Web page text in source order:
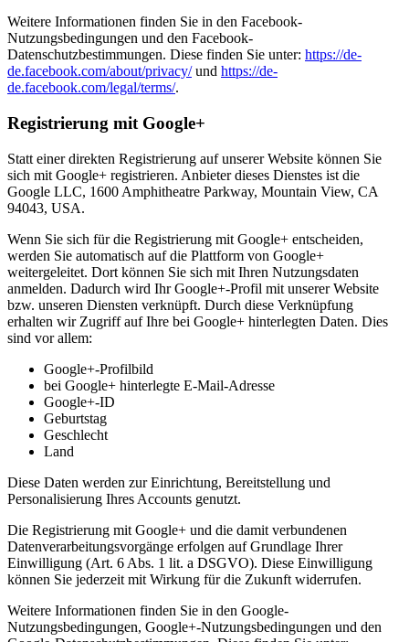
Weitere Informationen finden Sie in den Facebook-
Nutzungsbedingungen und den Facebook-
Datenschutzbestimmungen. Diese finden Sie unter: https://de-
de.facebook.com/about/privacy/und https://de-
de.facebook.com/legal/terms/.
Registrierung mit Google+
Statt einer direkten Registrierung auf unserer Website können Sie
sich mit Google+ registrieren. Anbieter dieses Dienstes ist die
Google LLC, 1600 Amphitheatre Parkway, Mountain View, CA
94043, USA.
Wenn Sie sich für die Registrierung mit Google+ entscheiden,
werden Sie automatisch auf die Plattform von Google+
weitergeleitet. Dort können Sie sich mit Ihren Nutzungsdaten
anmelden. Dadurch wird Ihr Google+-Profil mit unserer Website
bzw. unseren Diensten verknüpft. Durch diese Verknüpfung
erhalten wir Zugriff auf Ihre bei Google+ hinterlegten Daten. Dies
sind vor allem:
Google+-Profilbild
bei Google+ hinterlegte E-Mail-Adresse
Google+-ID
Geburtstag
Geschlecht
Land
Diese Daten werden zur Einrichtung, Bereitstellung und
Personalisierung Ihres Accounts genutzt.
Die Registrierung mit Google+ und die damit verbundenen
Datenverarbeitungsvorgänge erfolgen auf Grundlage Ihrer
Einwilligung (Art. 6 Abs. 1 lit. a DSGVO). Diese Einwilligung
können Sie jederzeit mit Wirkung für die Zukunft widerrufen.
Weitere Informationen finden Sie in den Google-
Nutzungsbedingungen, Google+-Nutzungsbedingungen und den